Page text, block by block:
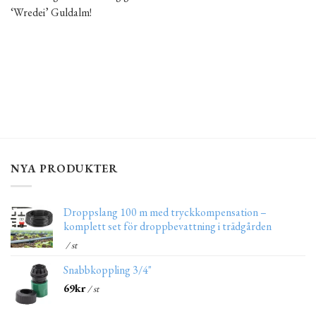
‘Wredei’ Guldalm!
NYA PRODUKTER
Droppslang 100 m med tryckkompensation –
komplett set för droppbevattning i trädgården
/ st
Snabbkoppling 3/4"
69kr/ st